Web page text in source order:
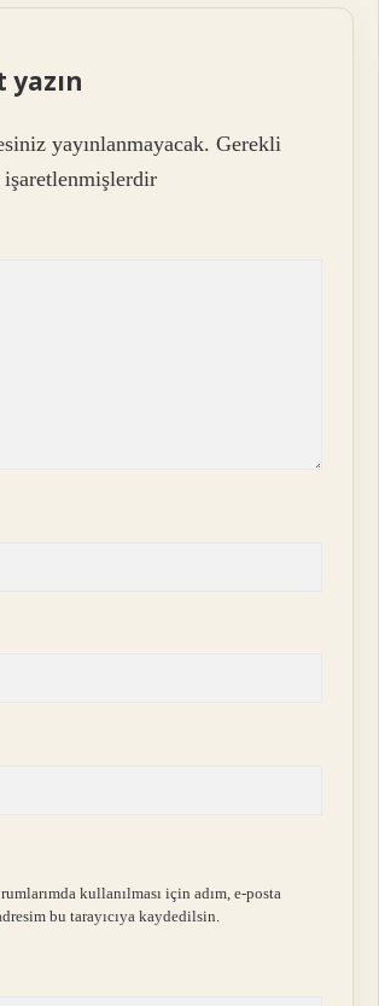
yazın
yayınlanmayacak. Gerekli
kullanılması için adım, e-posta
bu tarayıcıya kaydedilsin.